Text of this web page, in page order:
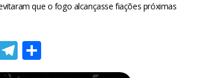
que o fogo alcançasse fiações próximas
X Telegram